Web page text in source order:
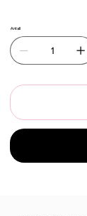
Antall